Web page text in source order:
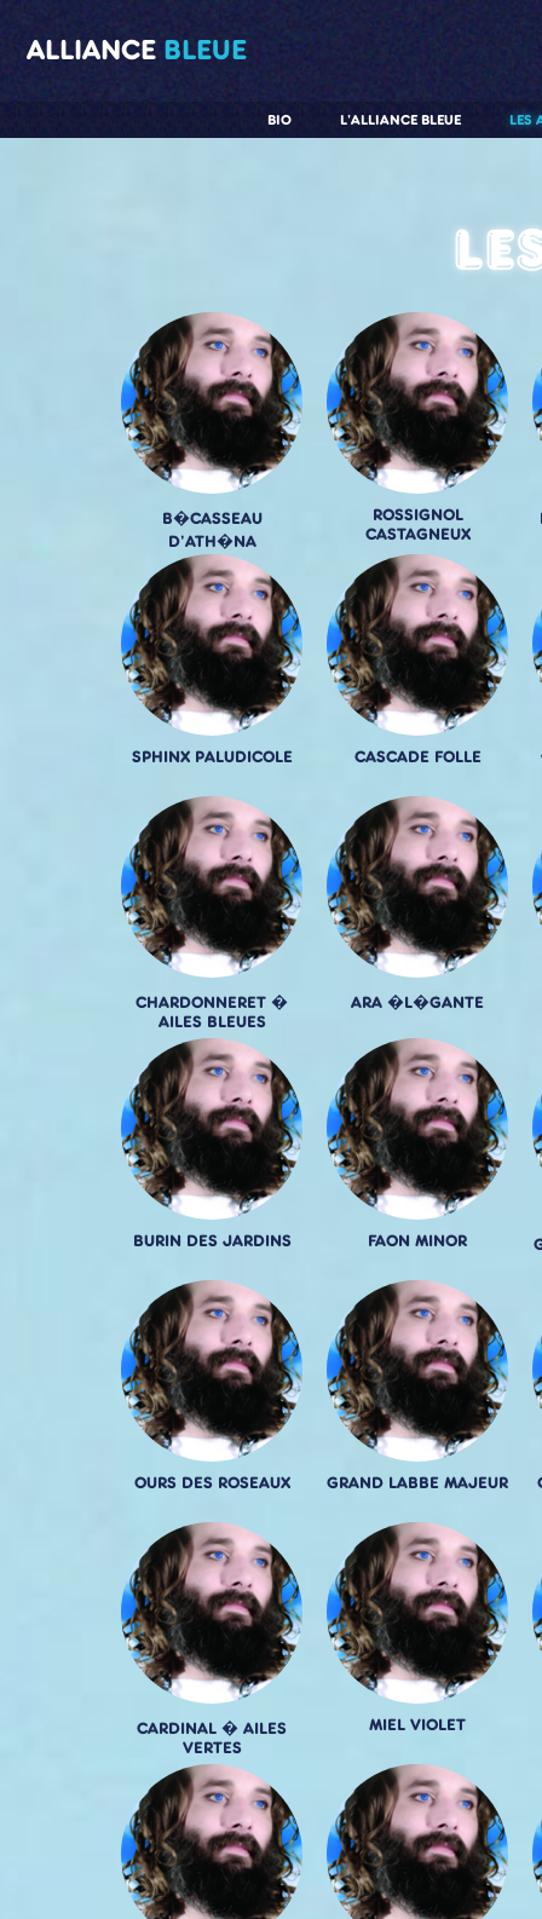
ALLIANCE BLEUE
LES
L'ALLIANCE BLEUE
BIO
B�CASSEAU
D'ATH�NA
ROSSIGNOL
CASTAGNEUX
SPHINX PALUDICOLE CASCADE FOLLE
CHARDONNERET �
AILES BLEUES
ARA �L�GANTE
BURIN DES JARDINS FAON MINOR
OURS DES ROSEAUX GRAND LABBE MAJEUR
CARDINAL � AILES
VERTES
MIEL VIOLET